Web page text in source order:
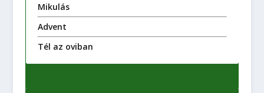
Mikulás
Advent
Tél az oviban